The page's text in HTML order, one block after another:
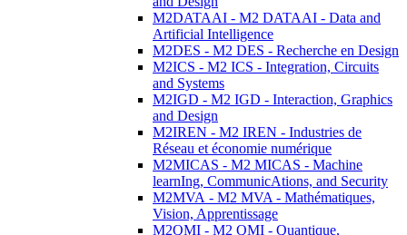
M2DATAAI - M2 DATAAI - Data and
Artificial Intelligence
M2DES - M2 DES - Recherche en Design
M2ICS - M2 ICS - Integration, Circuits
and Systems
M2IGD - M2 IGD - Interaction, Graphics
and Design
M2IREN - M2 IREN - Industries de
Réseau et économie numérique
M2MICAS - M2 MICAS - Machine
learnIng, CommunicAtions, and Security
M2MVA - M2 MVA - Mathématiques,
Vision, Apprentissage
M2QMI - M2 QMI - Quantique,